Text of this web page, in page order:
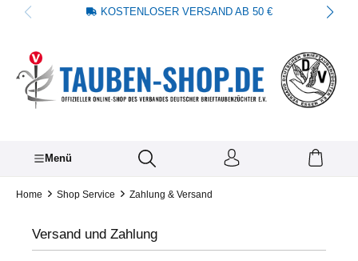
springen KOSTENLOSER VERSAND AB 50 €
Menü
Home Shop Service Zahlung & Versand
Versand und Zahlung